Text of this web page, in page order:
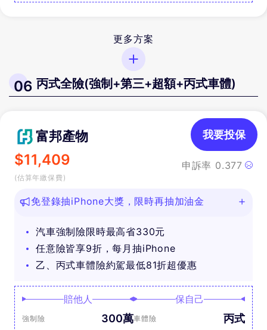
更多方案
06 丙式全險(強制+第三+超額+丙式車體)
富邦產物
$11,409
(估算年繳保費)
申訴率 0.377
我要投保
免登錄抽iPhone大獎，限時再抽加油金
汽車強制險限時最高省330元
任意險皆享9折，每月抽iPhone
乙、丙式車體險約駕最低81折超優惠
賠他人
強制險 300萬
保自己
車體險 丙式